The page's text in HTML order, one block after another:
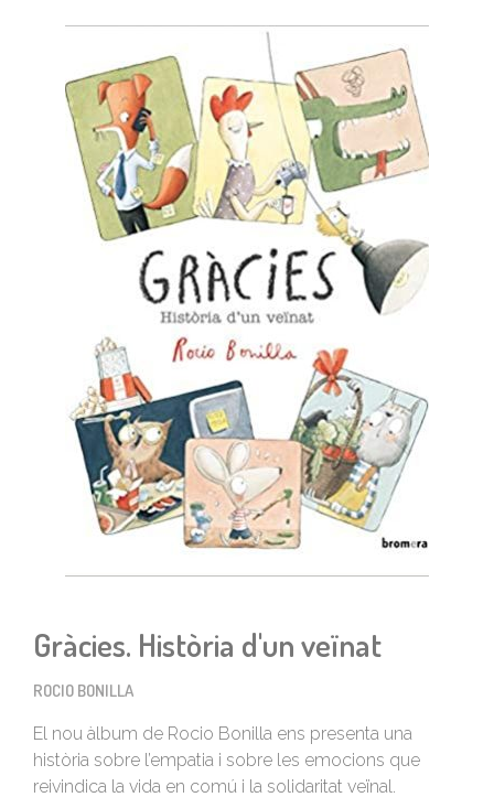
Gràcies. Història d'un veïnat
ROCIO BONILLA
El nou àlbum de Rocio Bonilla ens presenta una
història sobre l’empatia i sobre les emocions que
reivindica la vida en comú i la solidaritat veïnal.